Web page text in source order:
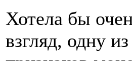
Хотела бы
взгляд, одну